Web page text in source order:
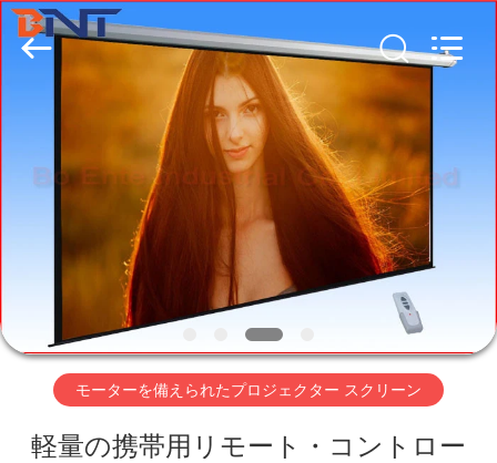
ク
私
-
2026
Guangzhou
Boente
Technology
Reserved.
モーターを備えられたプロジェクター スクリーン
軽量の携帯用リモート・コントロー